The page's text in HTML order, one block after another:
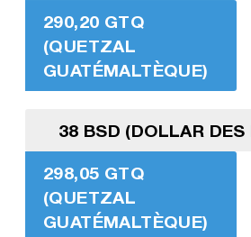
290,20 GTQ
(QUETZAL
GUATÉMALTÈQUE)
38 BSD (DOLLAR DES
298,05 GTQ
(QUETZAL
GUATÉMALTÈQUE)